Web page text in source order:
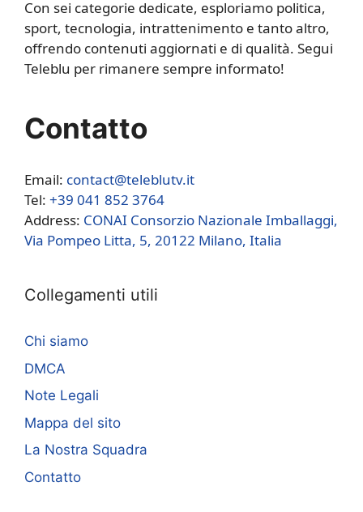
Con sei categorie dedicate, esploriamo politica,
sport, tecnologia, intrattenimento e tanto altro,
offrendo contenuti aggiornati e di qualità. Segui
Teleblu per rimanere sempre informato!
Contatto
Email: contact@teleblutv.it
Tel: +39 041 852 3764
Address: CONAI Consorzio Nazionale Imballaggi,
Via Pompeo Litta, 5, 20122 Milano, Italia
Collegamenti utili
Chi siamo
DMCA
Note Legali
Mappa del sito
La Nostra Squadra
Contatto